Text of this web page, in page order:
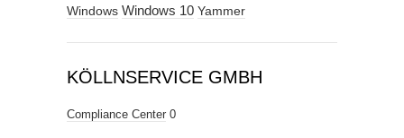
Windows Windows 10 Yammer
KÖLLNSERVICE GMBH
Compliance Center 0